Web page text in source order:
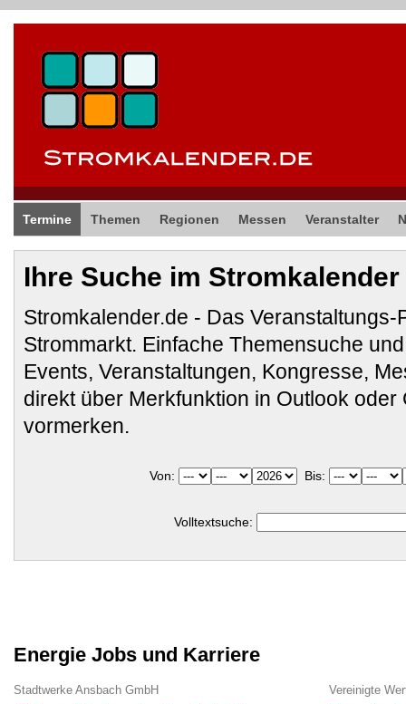
Termine Themen Regionen Messen Veranstalter
Ihre Suche im Stromkalender
Stromkalender.de - Das Veranstaltungs-
Strommarkt. Einfache Themensuche
Events, Veranstaltungen, Kongresse,
direkt über Merkfunktion in Outlook oder
vormerken.
Von: Bis:
Volltextsuche:
Energie Jobs und Karriere
Stadtwerke Ansbach GmbH Vereinigte